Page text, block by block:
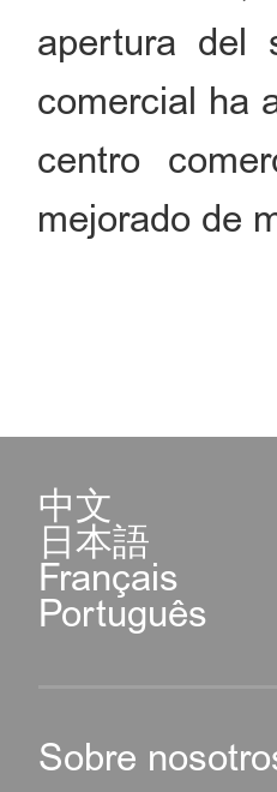
apertura del
comercial ha
centro
mejorado de
中文
日本語
Français
Português
Sobre